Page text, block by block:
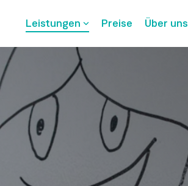
Leistungen Preise Über uns